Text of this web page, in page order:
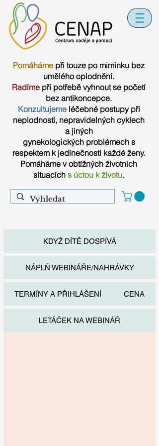
Pomáháme při touze po miminku bez
umělého oplodnění.
Radíme při potřebě vyhnout se početí
bez antikoncepce.
Konzultujemeléčebné postupy při
neplodnosti, nepravidelných cyklech
a jiných
gynekologických problémech s
respektem k jedinečnosti každé ženy.
Pomáháme v obtížných životních
situacích s úctou k životu.
KDYŽ DÍTĚ DOSPÍVÁ
NÁPLŇ WEBINÁŘE/NAHRÁVKY
TERMÍNY A PŘIHLÁŠENÍ CENA
LETÁČEK NA WEBINÁŘ